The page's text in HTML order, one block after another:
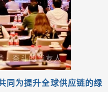
同为提升全球供应链的绿